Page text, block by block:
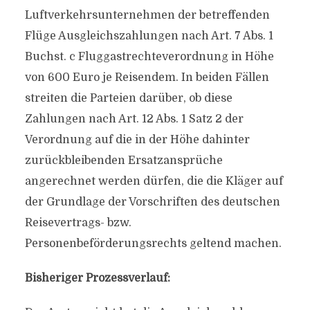
Luftverkehrsunternehmen der betreffenden
Flüge Ausgleichszahlungen nach Art. 7 Abs. 1
Buchst. c Fluggastrechteverordnung in Höhe
von 600 Euro je Reisendem. In beiden Fällen
streiten die Parteien darüber, ob diese
Zahlungen nach Art. 12 Abs. 1 Satz 2 der
Verordnung auf die in der Höhe dahinter
zurückbleibenden Ersatzansprüche
angerechnet werden dürfen, die die Kläger auf
der Grundlage der Vorschriften des deutschen
Reisevertrags- bzw.
Personenbeförderungsrechts geltend machen.
Bisheriger Prozessverlauf: